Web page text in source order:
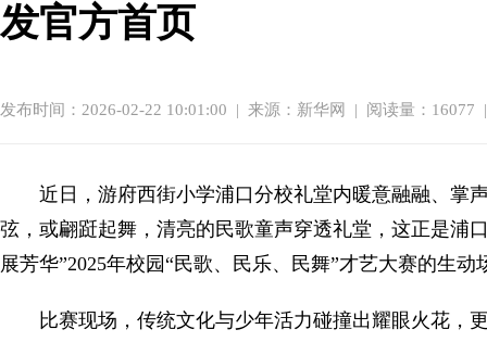
发官方首页
发布时间：2026-02-22 10:01:00 | 来源：新华网 | 阅读量：
近日，游府西街小学浦口分校礼堂内暖意融融、掌
弦，或翩跹起舞，清亮的民歌童声穿透礼堂，这正是浦
展芳华”2025年校园“民歌、民乐、民舞”才艺大赛的生
比赛现场，传统文化与少年活力碰撞出耀眼火花，